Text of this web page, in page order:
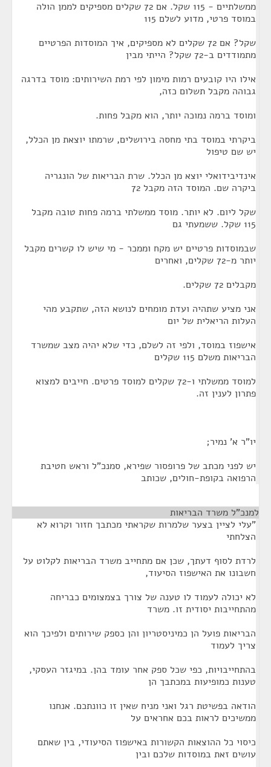
ממשלתיים - 115 שקל. אם 72 שקלים מספיקים לממן הולה
במוסד פרטי, מדוע לשלם 115
שקל? אם 72 שקלים לא מספיקים, איך המוסדות הפרטיים
מתמודדים ב-72 שקל? הייתי מבין
אילו היו קובעים רמות מימון לפי רמת השירותים: מוסד בדרגה
גבוהה מקבל תשלום כזה,
ומוסד ברמה נמוכה יותר, הוא מקבל פחות.
ביקרתי במוסד בתי מחסה בירושלים, שרמתו יוצאת מן הכלל,
יש שם טיפול
אינדיבידואלי יוצא מן הכלל. שרת הבריאות של הונגריה
ביקרה שם. המוסד הזה מקבל 72
שקל ליום. לא יותר. מוסד ממשלתי ברמה פחות טובה מקבל
115 שקל. ששמעתי גם
שבמוסדות פרטיים יש מקח וממכר - מי שיש לו קשרים מקבל
יותר מ-72 שקלים, ואחרים
מקבלים 72 שקלים.
אני מציע שתהיה ועדת מומחים לנושא הזה, שתקבע מהי
העלות הריאלית של יום
אישפוז במוסד, ולפי זה לשלם, כדי שלא יהיה מצב שמשרד
הבריאות משלם 115 שקלים
למוסד ממשלתי ו-72 שקלים למוסד פרטים. חייבים למצוא
פתרון לענין זה.
יו"ר א' נמיר;
יש לפני מכתב של פרופסור שפירא, סמנכ"ל וראש חטיבת
הרפואה בקופת-חולים, שכותב
למנכ"ל משרד הבריאות
"עלי לציין בצער שלמרות שקראתי מכתבך חזור וקרוא לא
הצלחתי
לרדת לסוף דעתך, שכן אם מתחייב משרד הבריאות לקלוט על
חשבונו את האישפוז הסיעוד,
לא יכולה לעמוד לו טענה של צורך בצמצומים כבריחה
מהתחייבות יסודית זו. משרד
הבריאות פועל הן כמיניסטריון והן כספק שירותים ולפיכך הוא
צריך לעמוד
בהתחייבויות, כפי שכל ספק אחר עומד בהן. במיגזר העסקי,
טענות כמופיעות במכתבך הן
הודאה בפשיטת רגל ואני מניח שאין זו כוונתכם. אנחנו
ממשיכים לראות בכם אחראים על
כיסוי כל ההוצאות הקשורות באישפוז הסיעודי, בין שאתם
עושים זאת במוסדות שלכם ובין